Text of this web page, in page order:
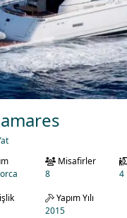
Misafirler
8
4
Yapım Yılı
2015